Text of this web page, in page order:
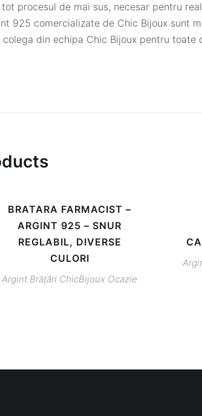
procesul de mai sus, necesar pentru
comercializate de Chic Bijoux sunt
din echipa Chic Bijoux pentru toate
BRATARA FARMACIST –
ARGINT 925 – SNUR
REGLABIL, DIVERSE
CULORI
Argint Brățări ChicBijoux Ocazie